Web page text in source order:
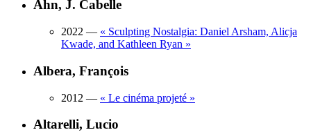
Ahn, J. Cabelle
2022 — « Sculpting Nostalgia: Daniel Arsham, Alicja
Kwade, and Kathleen Ryan »
Albera, François
2012 — « Le cinéma projeté »
Altarelli, Lucio